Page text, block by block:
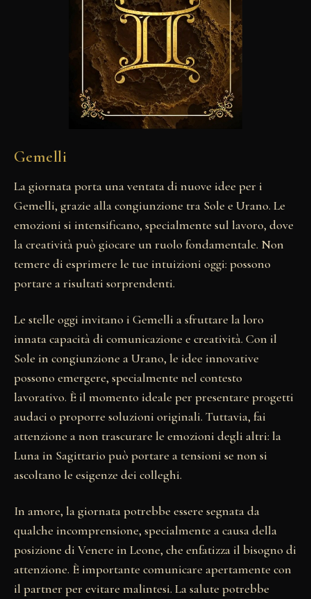
Gemelli
La giornata porta una ventata di nuove idee per i
Gemelli, grazie alla congiunzione tra Sole e Urano. Le
emozioni si intensificano, specialmente sul lavoro, dove
la creatività può giocare un ruolo fondamentale. Non
temere di esprimere le tue intuizioni oggi: possono
portare a risultati sorprendenti.
Le stelle oggi invitano i Gemelli a sfruttare la loro
innata capacità di comunicazione e creatività. Con il
Sole in congiunzione a Urano, le idee innovative
possono emergere, specialmente nel contesto
lavorativo. È il momento ideale per presentare progetti
audaci o proporre soluzioni originali. Tuttavia, fai
attenzione a non trascurare le emozioni degli altri: la
Luna in Sagittario può portare a tensioni se non si
ascoltano le esigenze dei colleghi.
In amore, la giornata potrebbe essere segnata da
qualche incomprensione, specialmente a causa della
posizione di Venere in Leone, che enfatizza il bisogno di
attenzione. È importante comunicare apertamente con
il partner per evitare malintesi. La salute potrebbe